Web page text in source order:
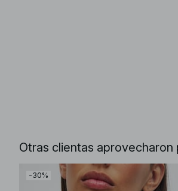
Otras clientas
-30%